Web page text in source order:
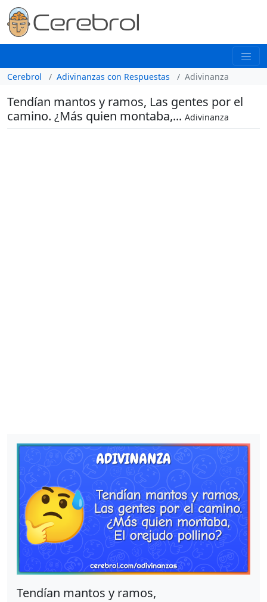
Cerebrol Adivinanzas con Respuestas Adivinanza
Tendían mantos y ramos, Las gentes por el
camino. ¿Más quien montaba,... Adivinanza
Tendían mantos y ramos,